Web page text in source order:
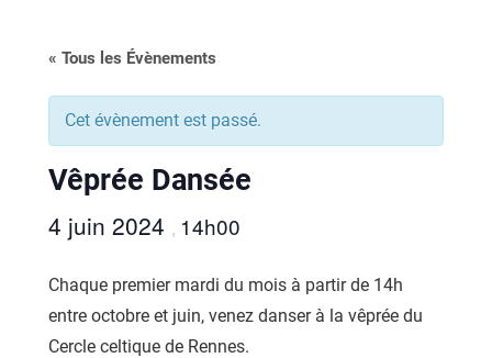
Rennes
« Tous les Évènements
Cet évènement est passé.
Vêprée Dansée
4 juin 2024 , 14h00
Chaque premier mardi du mois à partir de 14h
entre octobre et juin, venez danser à la vêprée du
Cercle celtique de Rennes.